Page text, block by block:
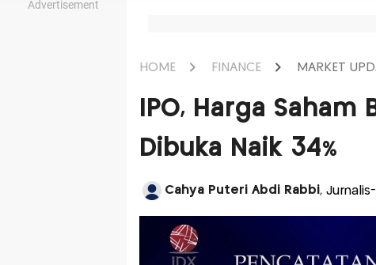
Advertisement
HOME FINANCE MARKET
IPO, Harga Saham
Dibuka Naik 34%
Cahya Puteri Abdi Rabbi,